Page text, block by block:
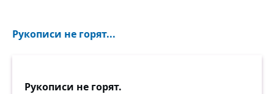
Рукописи не горят...
Рукописи не горят.